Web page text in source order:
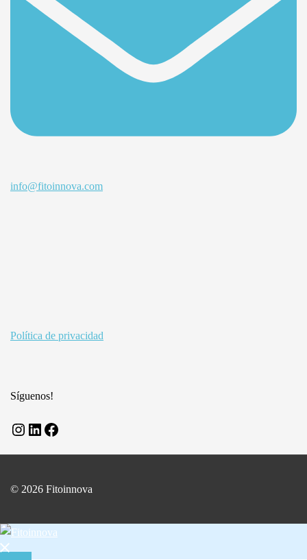
info@fitoinnova.com
Política de privacidad
Síguenos!
Instagram
LinkedIn
Facebook
© 2026 Fitoinnova
Close